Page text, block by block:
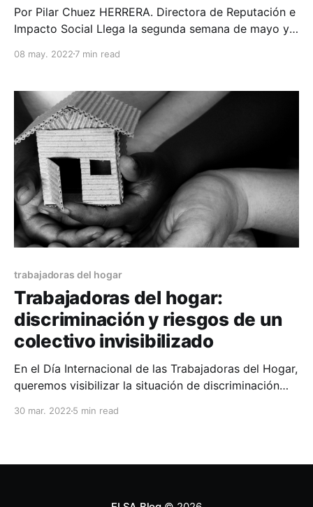
Por Pilar Chuez HERRERA. Directora de Reputación e
Impacto Social Llega la segunda semana de mayo y
maternidad deseada. Se nos celebra como nos
agradecimientos varios -bien ganados- por el amor
que damos, pero también - y
08 may. 2022 7 min read
trabajadoras del hogar
Trabajadoras del hogar:
discriminación y riesgos de un
colectivo invisibilizado
En el Día Internacional de las Trabajadoras del Hogar,
queremos visibilizar la situación de discriminación
30 mar. 2022 5 min read